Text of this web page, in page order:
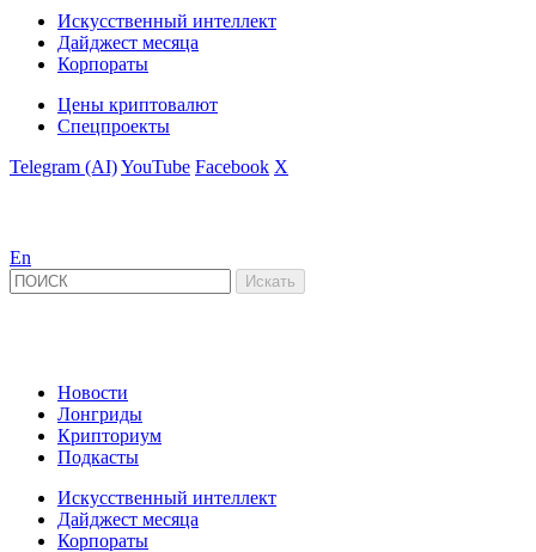
Искусственный интеллект
Дайджест месяца
Корпораты
Цены криптовалют
Спецпроекты
Telegram (AI)YouTube Facebook X
En
Новости
Лонгриды
Крипториум
Подкасты
Искусственный интеллект
Дайджест месяца
Корпораты